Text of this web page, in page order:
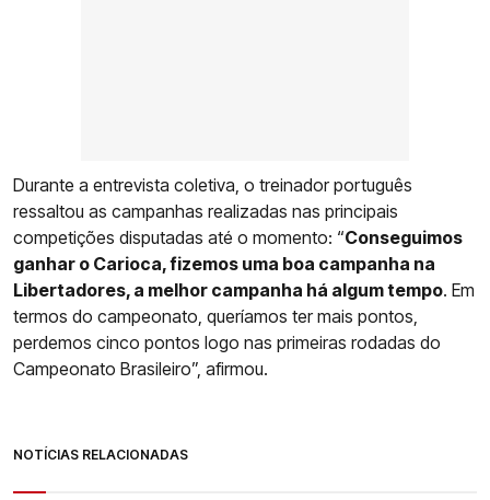
Durante a entrevista coletiva, o treinador português
ressaltou as campanhas realizadas nas principais
competições disputadas até o momento: “Conseguimos
ganhar o Carioca, fizemos uma boa campanha na
Libertadores, a melhor campanha há algum tempo. Em
termos do campeonato, queríamos ter mais pontos,
perdemos cinco pontos logo nas primeiras rodadas do
Campeonato Brasileiro”, afirmou.
NOTÍCIAS RELACIONADAS